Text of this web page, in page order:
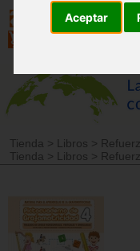
Aceptar
Tienda > Libros >
Tienda
> Libros >